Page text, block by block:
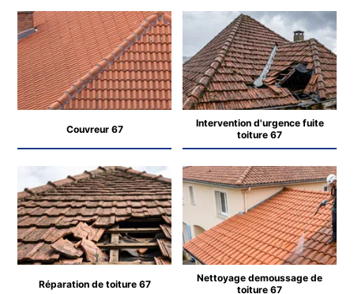
Couvreur 67
Intervention d'urgence fuite
toiture 67
Réparation de toiture 67
Nettoyage demoussage de
toiture 67